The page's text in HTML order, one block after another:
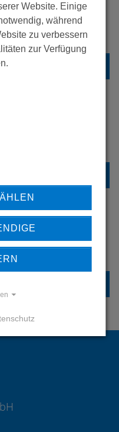
MEHR
SIE UNS
Website. Einige
während
zu verbessern
zur Verfügung